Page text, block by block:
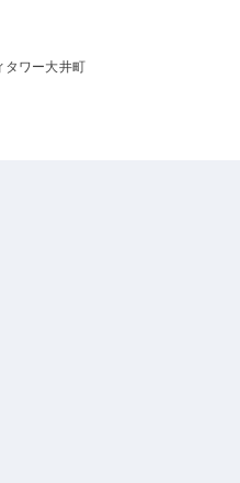
タワー大井町